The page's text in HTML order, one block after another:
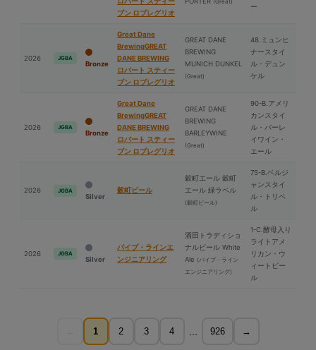
ブン ロブレグリオ
ー
2026 JGBA
Bronze
Great Dane
BrewingGREAT
DANE BREWING
ロバート スティー
ブン ロブレグリオ
GREAT DANE
BREWING
MUNICH DUNKEL
(Great)
48.ミュンヒ
ナースタイ
ル・デュン
ケル
2026 JGBA
Bronze
Great Dane
BrewingGREAT
DANE BREWING
ロバート スティー
ブン ロブレグリオ
GREAT DANE
BREWING
BARLEYWINE
(Great)
90-B.アメリ
カンスタイ
ル・バーレ
イワイン・
エール
2026 JGBA
Silver
穀町ビール
穀町エール 穀町
エール 緑ラベル
(穀町ビール)
75-B.ベルジ
ャンスタイ
ル・トリペ
ル
2026 JGBA
Silver
パイプ・ラインエ
ンジニアリング
酒⽥トラディショ
ナルビール White
Ale (パイプ・ライン
エンジニアリング)
1-C.酵⺟入り
ライトアメ
リカン・ウ
ィートビー
ル
1 2 3 4 ... 926 →